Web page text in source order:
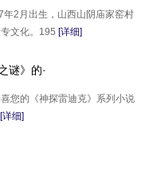
2月出生，山西山阴庙家窑村
文化。195 [详细]
谜》的·
您的《神探雷迪克》系列小说
[详细]